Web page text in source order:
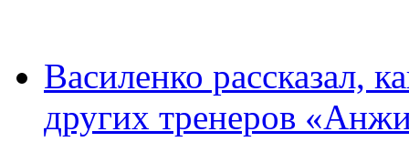
Василенко рассказал,
других тренеров